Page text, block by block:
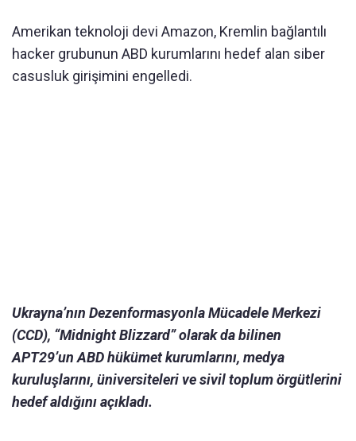
Amerikan teknoloji devi Amazon, Kremlin bağlantılı
hacker grubunun ABD kurumlarını hedef alan siber
casusluk girişimini engelledi.
Ukrayna’nın Dezenformasyonla Mücadele Merkezi
(CCD), “Midnight Blizzard” olarak da bilinen
APT29’un ABD hükümet kurumlarını, medya
kuruluşlarını, üniversiteleri ve sivil toplum örgütlerini
hedef aldığını açıkladı.